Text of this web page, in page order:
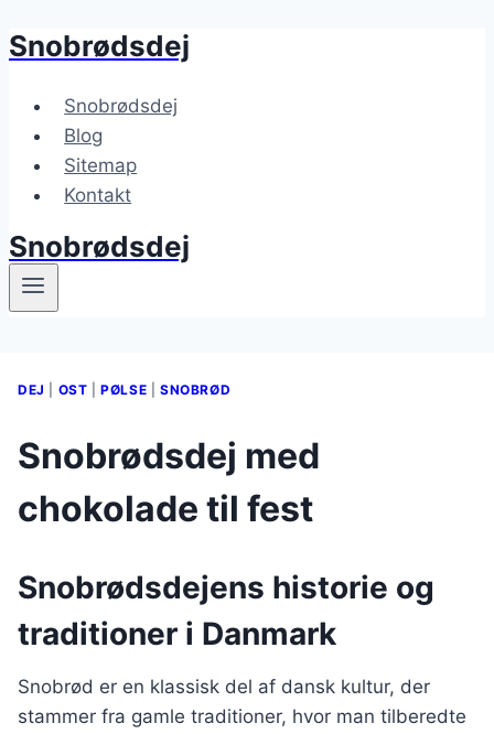
Fortsæt
indhold
Snobrødsdej
Snobrødsdej
Blog
Sitemap
Kontakt
Snobrødsdej
DEJ OST |PØLSE SNOBRØD
Snobrødsdej med
chokolade til fest
Snobrødsdejens historie og
traditioner i Danmark
Snobrød er en klassisk del af dansk kultur, der
stammer fra gamle traditioner, hvor man tilberedte